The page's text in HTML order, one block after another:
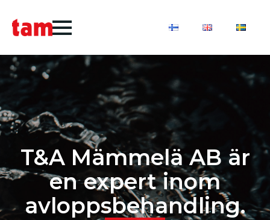
T&A Mämmelä AB är
en expert inom
avloppsbehandling.